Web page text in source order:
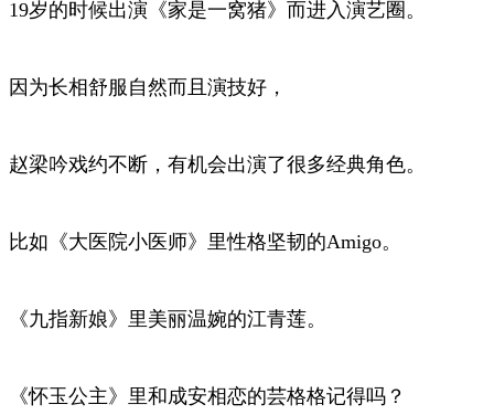
19岁的时候出演《家是一窝猪》而进入演艺圈。
因为长相舒服自然而且演技好，
赵梁吟戏约不断，有机会出演了很多经典角色。
比如《大医院小医师》里性格坚韧的Amigo。
《九指新娘》里美丽温婉的江青莲。
《怀玉公主》里和成安相恋的芸格格记得吗？